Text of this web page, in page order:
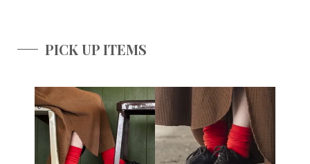
PICK UP ITEMS